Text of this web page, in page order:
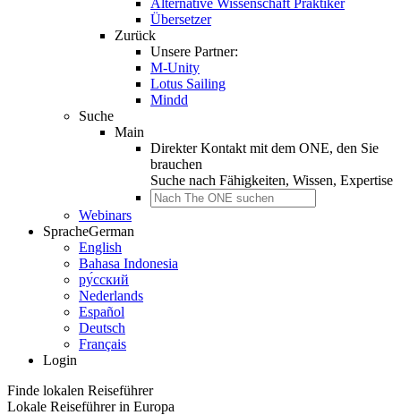
Alternative Wissenschaft Praktiker
Übersetzer
Zurück
Unsere Partner:
M-Unity
Lotus Sailing
Mindd
Suche
Main
Direkter Kontakt mit dem ONE, den Sie
brauchen
Suche nach Fähigkeiten, Wissen, Expertise
Webinars
SpracheGerman
English
Bahasa Indonesia
ру́сский
Nederlands
Español
Deutsch
Français
Login
Finde lokalen Reiseführer
Lokale Reiseführer in Europa